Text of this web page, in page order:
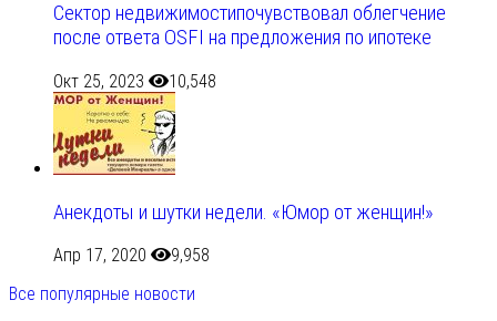
Сектор недвижимостипочувствовал облегчение
после ответа OSFI на предложения по ипотеке
Окт 25, 2023 10,548
Анекдоты и шутки недели. «Юмор от женщин!»
Апр 17, 2020
9,958
Все популярные новости